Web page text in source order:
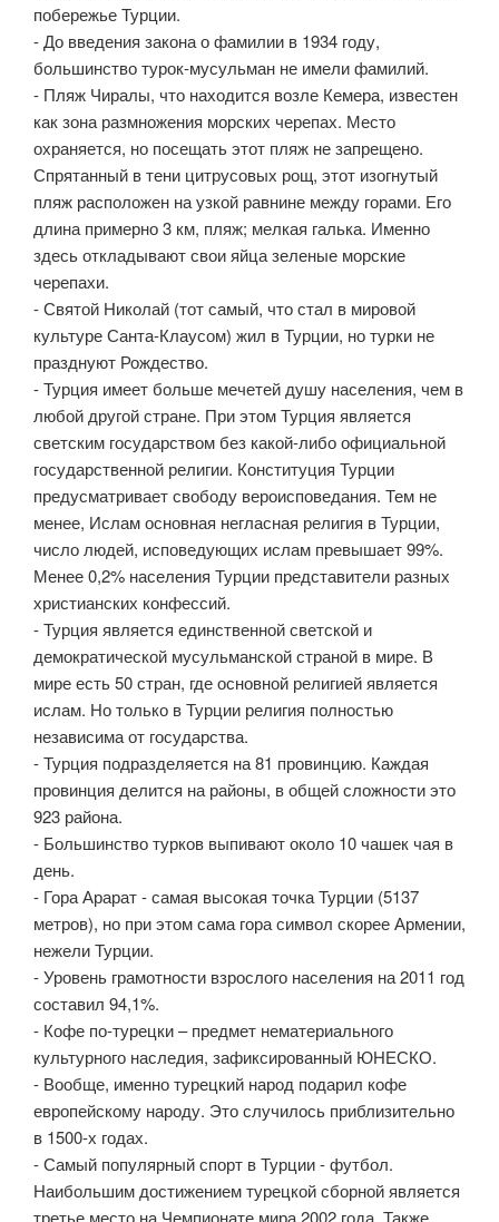
побережье Турции.
- До введения закона о фамилии в 1934 году,
большинство турок-мусульман не имели фамилий.
- Пляж Чиралы, что находится возле Кемера, известен
как зона размножения морских черепах. Место
охраняется, но посещать этот пляж не запрещено.
Спрятанный в тени цитрусовых рощ, этот изогнутый
пляж расположен на узкой равнине между горами. Его
длина примерно 3 км, пляж; мелкая галька. Именно
здесь откладывают свои яйца зеленые морские
черепахи.
- Святой Николай (тот самый, что стал в мировой
культуре Санта-Клаусом) жил в Турции, но турки не
празднуют Рождество.
- Турция имеет больше мечетей душу населения, чем в
любой другой стране. При этом Турция является
светским государством без какой-либо официальной
государственной религии. Конституция Турции
предусматривает свободу вероисповедания. Тем не
менее, Ислам основная негласная религия в Турции,
число людей, исповедующих ислам превышает 99%.
Менее 0,2% населения Турции представители разных
христианских конфессий.
- Турция является единственной светской и
демократической мусульманской страной в мире. В
мире есть 50 стран, где основной религией является
ислам. Но только в Турции религия полностью
независима от государства.
- Турция подразделяется на 81 провинцию. Каждая
провинция делится на районы, в общей сложности это
923 района.
- Большинство турков выпивают около 10 чашек чая в
день.
- Гора Арарат - самая высокая точка Турции (5137
метров), но при этом сама гора символ скорее Армении,
нежели Турции.
- Уровень грамотности взрослого населения на 2011 год
составил 94,1%.
- Кофе по-турецки – предмет нематериального
культурного наследия, зафиксированный ЮНЕСКО.
- Вообще, именно турецкий народ подарил кофе
европейскому народу. Это случилось приблизительно
в 1500-х годах.
- Самый популярный спорт в Турции - футбол.
Наибольшим достижением турецкой сборной является
третье место на Чемпионате мира 2002 года. Также